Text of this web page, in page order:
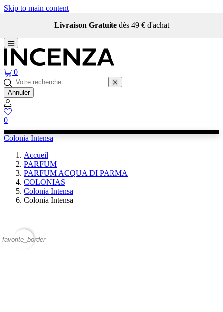
Skip to main content
Livraison Gratuite dès 49 € d'achat
0
Annuler
0
Colonia Intensa
Accueil
PARFUM
PARFUM ACQUA DI PARMA
COLONIAS
Colonia Intensa
Colonia Intensa
favorite_border